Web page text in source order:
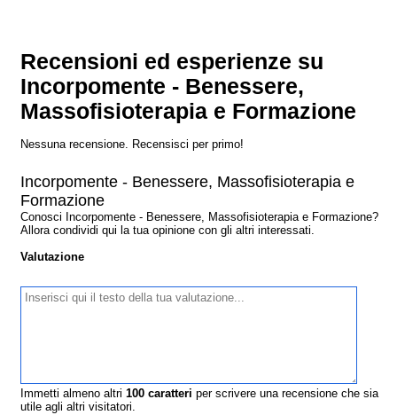
Recensioni ed esperienze su
Incorpomente - Benessere,
Massofisioterapia e Formazione
Nessuna recensione. Recensisci per primo!
Incorpomente - Benessere, Massofisioterapia e
Formazione
Conosci Incorpomente - Benessere, Massofisioterapia e Formazione?
Allora condividi qui la tua opinione con gli altri interessati.
Valutazione
Immetti almeno altri100 caratteri per scrivere una recensione che sia
utile agli altri visitatori.